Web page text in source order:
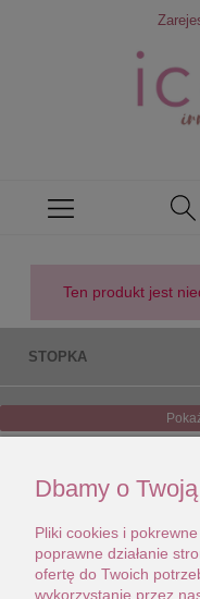
Ten produkt jest
STOPKA
Dbamy o
Pliki cookies i
poprawne działanie
ofertę do Twoich
wykorzystanie przez